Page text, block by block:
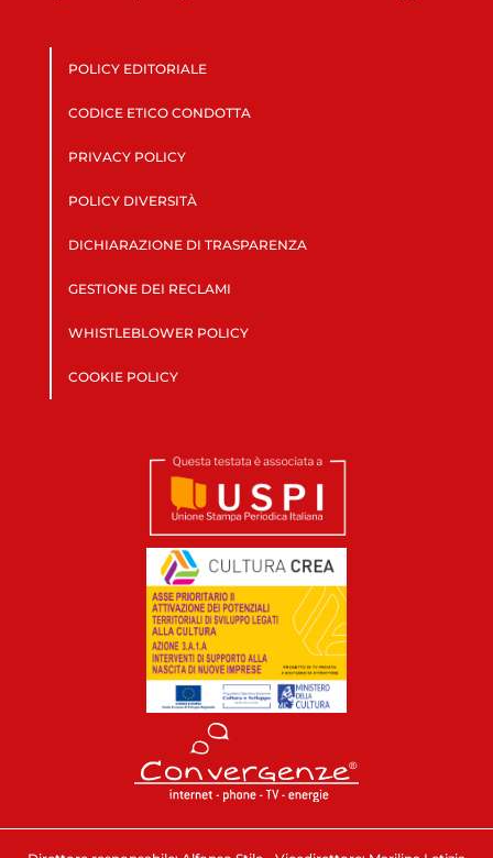
POLICY EDITORIALE
CODICE ETICO CONDOTTA
PRIVACY POLICY
POLICY DIVERSITÀ
DICHIARAZIONE DI TRASPARENZA
GESTIONE DEI RECLAMI
WHISTLEBLOWER POLICY
COOKIE POLICY